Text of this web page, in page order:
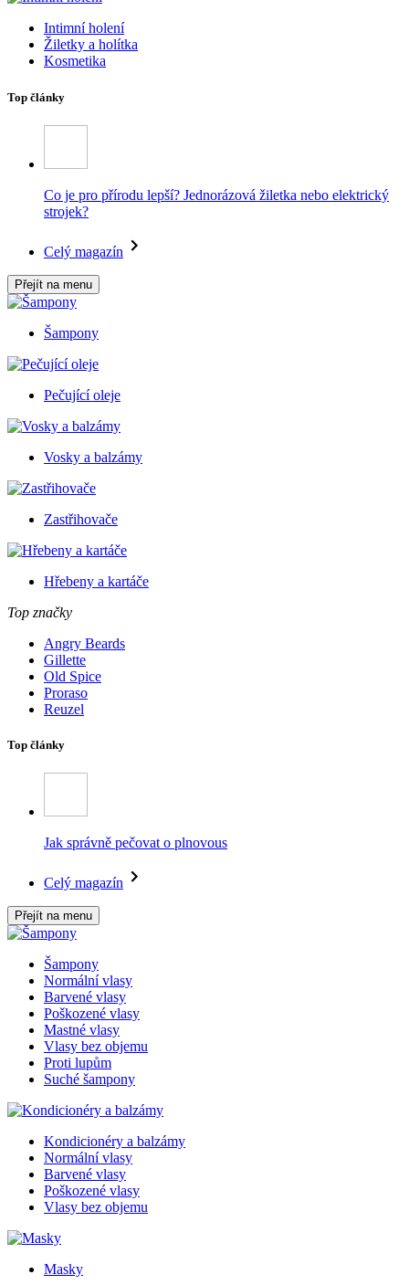
Intimní holení
Žiletky a holítka
Kosmetika
Top články
Co je pro přírodu lepší? Jednorázová žiletka nebo elektrický
strojek?
Celý magazín
Přejít na menu
Šampony
Pečující oleje
Vosky a balzámy
Zastřihovače
Hřebeny a kartáče
Top značky
Angry Beards
Gillette
Old Spice
Proraso
Reuzel
Top články
Jak správně pečovat o plnovous
Celý magazín
Přejít na menu
Šampony
Normální vlasy
Barvené vlasy
Poškozené vlasy
Mastné vlasy
Vlasy bez objemu
Proti lupům
Suché šampony
Kondicionéry a balzámy
Normální vlasy
Barvené vlasy
Poškozené vlasy
Vlasy bez objemu
Masky